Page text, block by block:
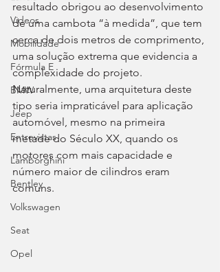
Videos
Mobilidade
Fórmula E
BMW
Jeep
Entrevistas
Lamborghini
Bentley
Volkswagen
Seat
Opel
resultado obrigou ao desenvolvimento
de uma cambota “à medida”, que tem
cerca de dois metros de comprimento,
uma solução extrema que evidencia a
complexidade do projeto.
Naturalmente, uma arquitetura deste
tipo seria impraticável para aplicação
automóvel, mesmo na primeira
metade do Século XX, quando os
motores com mais capacidade e
número maior de cilindros eram
comuns.